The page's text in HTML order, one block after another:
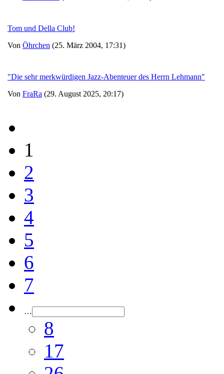
Tom und Della Club!
Von Öhrchen (25. März 2004, 17:31)
"Die sehr merkwürdigen Jazz-Abenteuer des Herrn Lehmann"
Von FraRa (29. August 2025, 20:17)
1
2
3
4
5
6
7
…
8
17